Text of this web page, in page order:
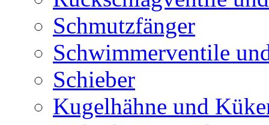
Schmutzfänger
Schwimmerventile
Schieber
Kugelhähne und